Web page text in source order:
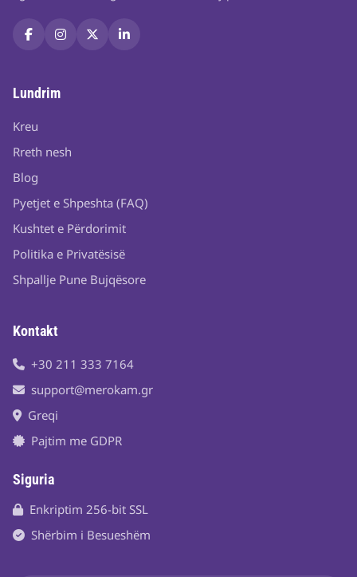
Lundrim
Kreu
Rreth nesh
Blog
Pyetjet e Shpeshta (FAQ)
Kushtet e Përdorimit
Politika e Privatësisë
Shpallje Pune Bujqësore
Kontakt
+30 211 333 7164
support@merokam.gr
Greqi
Pajtim me GDPR
Siguria
Enkriptim 256-bit SSL
Shërbim i Besueshëm